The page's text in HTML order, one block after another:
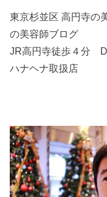
東京杉並区 高円寺
の美容師ブログ
JR高円寺徒歩４分
ハナヘナ取扱店